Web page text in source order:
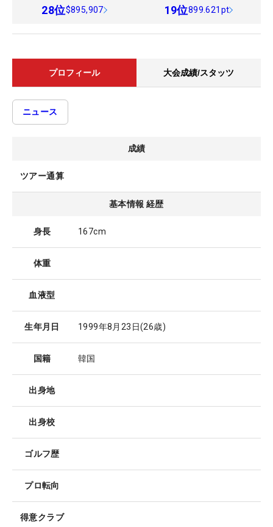
28位$895,907 19位899.621pt
プロフィール 大会成績/スタッツ
ニュース
成績
ツアー通算
基本情報 経歴
身長 167cm
体重
血液型
生年月日 1999年8月23日(26歳)
国籍 韓国
出身地
出身校
ゴルフ歴
プロ転向
得意クラブ